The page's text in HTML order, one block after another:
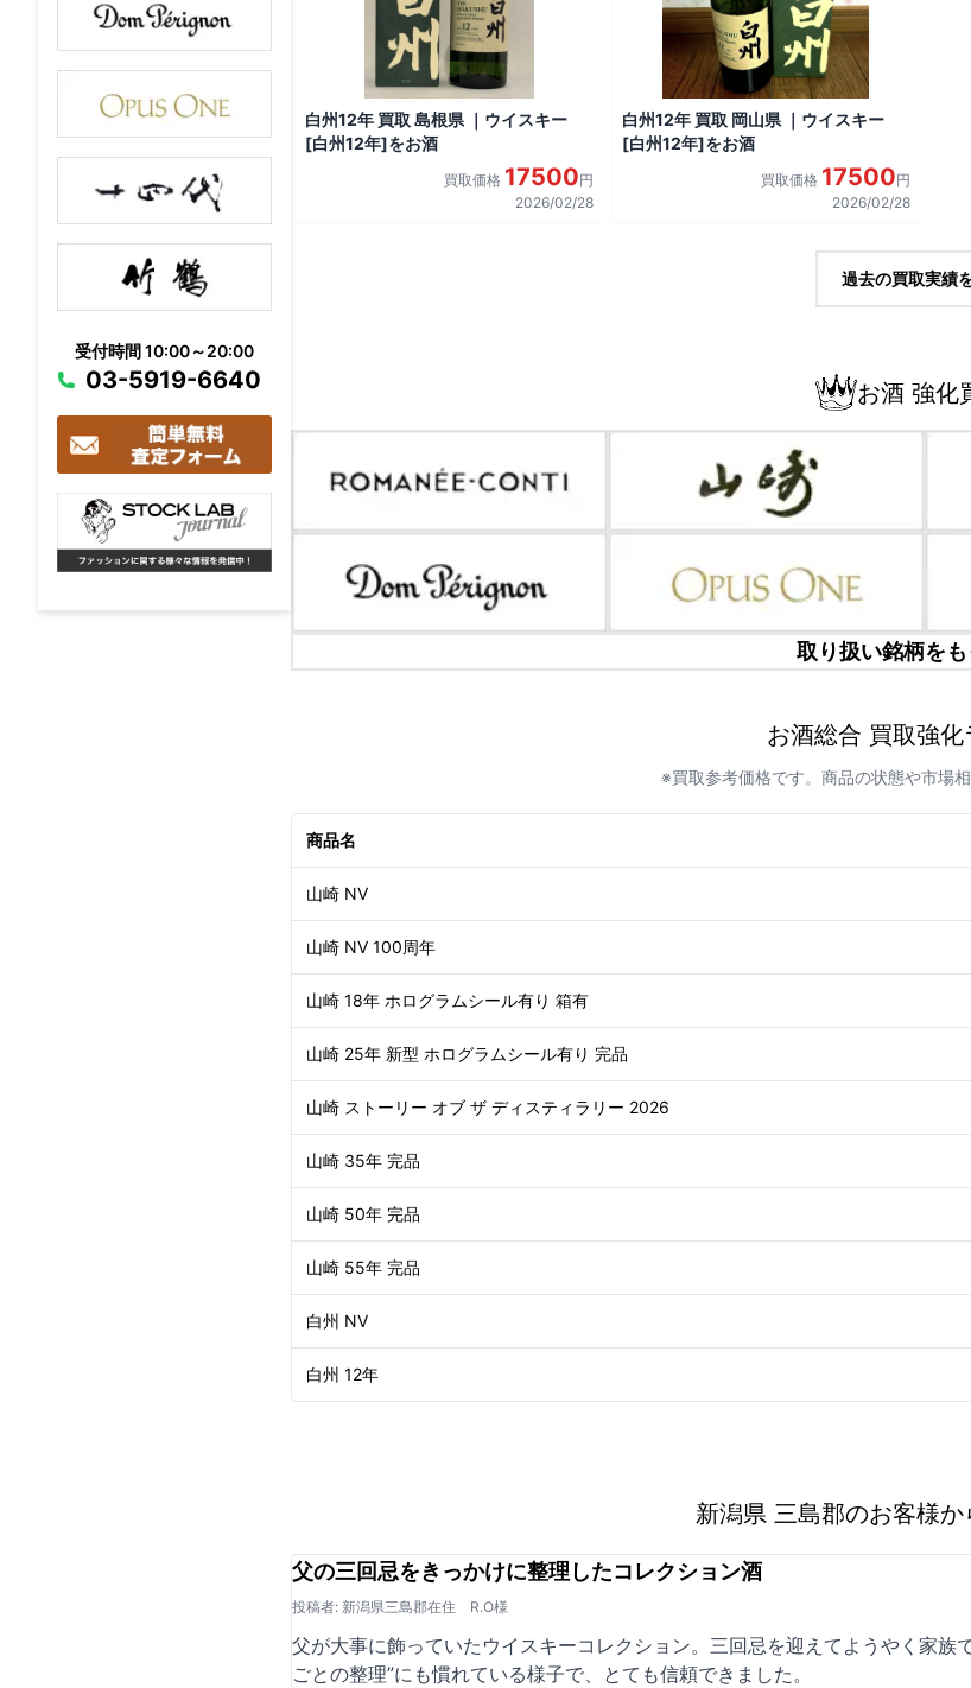
受付時間 10:00～20:00
03-5919-6640
白州12年 買取 島根県 ｜ウイスキー
[白州12年]をお酒
買取価格 17500円
2026/02/28
白州12年 買取 岡山県 ｜ウイスキー
[白州12年]をお酒
買取価格 17500円
2026/02/28
過去の買取実績
お酒 強化
取り扱い銘柄を
お酒総合 買取強
※買取参考価格です。商品の状態や市場
商品名
山崎 NV
山崎 NV 100周年
山崎 18年 ホログラムシール有り 箱有
山崎 25年 新型 ホログラムシール有り 完品
山崎 ストーリー オブ ザ ディスティラリー 2026
山崎 35年 完品
山崎 50年 完品
山崎 55年 完品
白州 NV
白州 12年
新潟県 三島郡のお客様
父の三回忌をきっかけに整理したコレクション酒
投稿者: 新潟県三島郡在住 R.O様
父が大事に飾っていたウイスキーコレクション。三回忌を迎えてようやく家
ごとの整理”にも慣れている様子で、とても信頼できました。